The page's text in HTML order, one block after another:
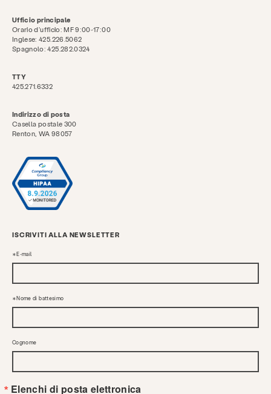
Ufficio principale
Orario d'ufficio: MF 9:00-17:00
Inglese: 425.226.5062
Spagnolo: 425.282.0324
TTY
425.271.6332
Indirizzo di posta
Casella postale 300
Renton, WA 98057
ISCRIVITI ALLA NEWSLETTER
E-mail
Nome di battesimo
Cognome
Elenchi di posta elettronica